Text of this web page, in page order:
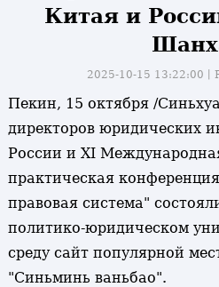
Китая и
2025-10-15 13:22:00丨
Пекин, 15 октября /
директоров юридических
России и XI
практическая
правовая система"
политико-юридическом
среду сайт популярной
"Синьминь ваньбао".